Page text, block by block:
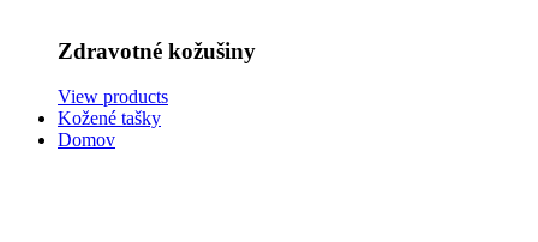
Zdravotné kožušiny
View products
Kožené tašky
Domov